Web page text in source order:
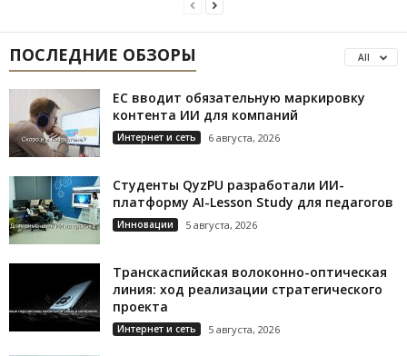
ПОСЛЕДНИЕ ОБЗОРЫ All
ЕС вводит обязательную маркировку
контента ИИ для компаний
Интернет и сеть 6 августа, 2026
Студенты QyzPU разработали ИИ-
платформу AI-Lesson Study для педагогов
Инновации 5 августа, 2026
Транскаспийская волоконно-оптическая
линия: ход реализации стратегического
проекта
Интернет и сеть 5 августа, 2026